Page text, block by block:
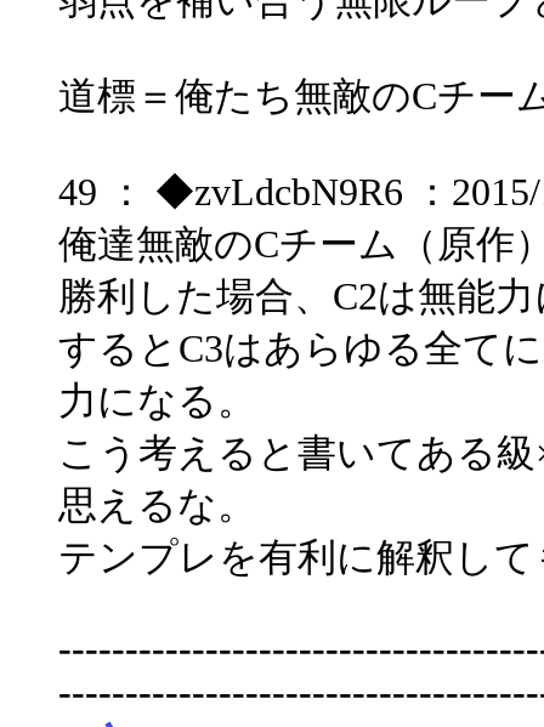
道標＝俺たち無敵のCチー
49 ： ◆zvLdcbN9R6 ：
俺達無敵のCチーム（原
勝利した場合、C2は無能
するとC3はあらゆる全て
力になる。
こう考えると書いてある
思えるな。
テンプレを有利に解釈し